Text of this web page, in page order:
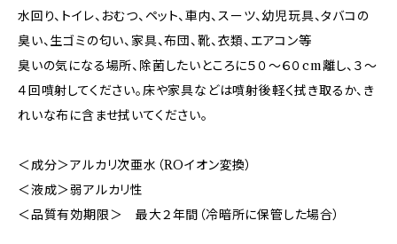
水回り、トイレ、おむつ、ペット、車内、スーツ、幼児玩具、タバコの
臭い、生ゴミの匂い、家具、布団、靴、衣類、エアコン等
臭いの気になる場所、除菌したいところに５０〜６０cm離し、３〜
４回噴射してください。床や家具などは噴射後軽く拭き取るか、き
れいな布に含ませ拭いてください。
＜成分＞アルカリ次亜水（ROイオン変換）
＜液成＞弱アルカリ性
＜品質有効期限＞ 最大２年間（冷暗所に保管した場合）